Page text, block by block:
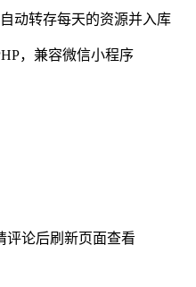
动转存每天的资源并入库
，兼容微信小程序
评论后刷新页面查看